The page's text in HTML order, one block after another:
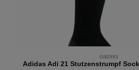
GN2993
Adidas Adi 21 Stutzenstrumpf